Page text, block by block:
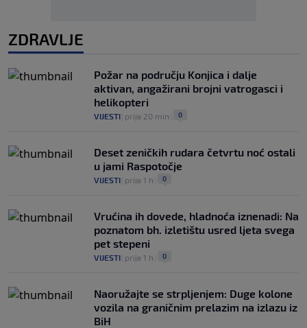
ZDRAVLJE
Požar na području Konjica i dalje
aktivan, angažirani brojni vatrogasci i
helikopteri
VIJESTI prije 20 min 0
Deset zeničkih rudara četvrtu noć ostali
u jami Raspotočje
VIJESTI prije 1 h 0
Vrućina ih dovede, hladnoća iznenadi: Na
poznatom bh. izletištu usred ljeta svega
pet stepeni
VIJESTI prije 1 h 0
Naoružajte se strpljenjem: Duge kolone
vozila na graničnim prelazim na izlazu iz
BiH